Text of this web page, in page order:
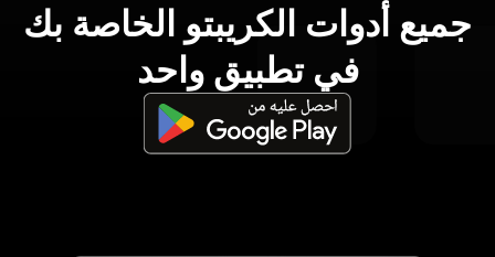
جميع أدوات الكريبتو الخاصة بك
في تطبيق واحد